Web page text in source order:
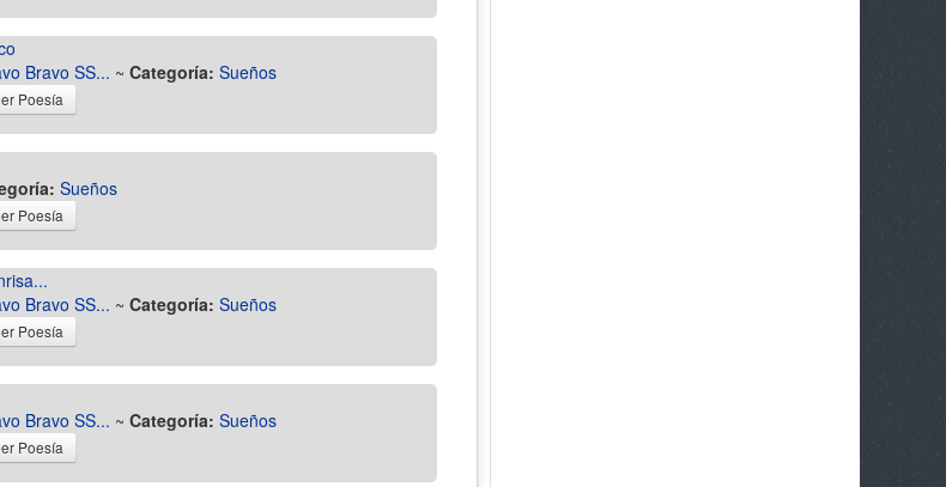
Bravo SS... ~ Categoría: Sueños
Poesía
Sueños
Poesía
Bravo SS... ~ Categoría: Sueños
Poesía
Bravo SS... ~ Categoría: Sueños
Poesía